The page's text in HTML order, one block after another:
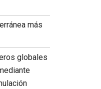
más
globales